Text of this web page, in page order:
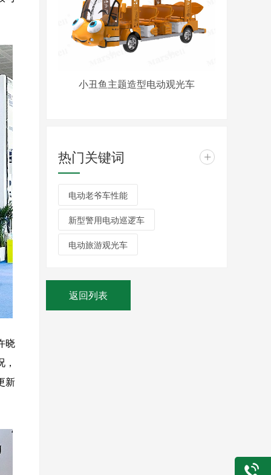
晓
新
小丑鱼主题造型电动观光车
热门关键词 +
电动老爷车性能
新型警用电动巡逻车
电动旅游观光车
返回列表